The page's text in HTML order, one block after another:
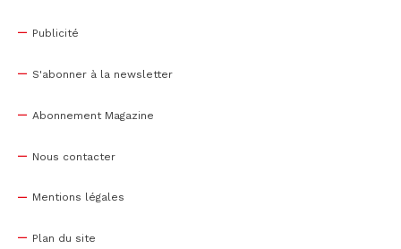
Publicité
S'abonner à la newsletter
Abonnement Magazine
Nous contacter
Mentions légales
Plan du site